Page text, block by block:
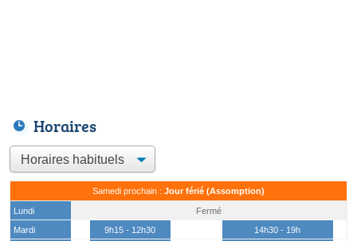
Horaires
Samedi prochain : Jour férié (Assomption)
Lundi
Fermé
Mardi
9h15 - 12h30
14h30 - 19h